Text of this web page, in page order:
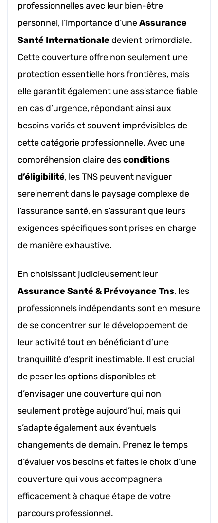
professionnelles avec leur bien-être
personnel, l’importance d’uneAssurance
Santé Internationale devient primordiale.
Cette couverture offre non seulement une
protection essentielle hors frontières, mais
elle garantit également une assistance fiable
en cas d’urgence, répondant ainsi aux
besoins variés et souvent imprévisibles de
cette catégorie professionnelle. Avec une
compréhension claire desconditions
d’éligibilité, les TNS peuvent naviguer
sereinement dans le paysage complexe de
l’assurance santé, en s’assurant que leurs
exigences spécifiques sont prises en charge
de manière exhaustive.
En choisissant judicieusement leur
Assurance Santé & Prévoyance Tns, les
professionnels indépendants sont en mesure
de se concentrer sur le développement de
leur activité tout en bénéficiant d’une
tranquillité d’esprit inestimable. Il est crucial
de peser les options disponibles et
d’envisager une couverture qui non
seulement protège aujourd’hui, mais qui
s’adapte également aux éventuels
changements de demain. Prenez le temps
d’évaluer vos besoins et faites le choix d’une
couverture qui vous accompagnera
efficacement à chaque étape de votre
parcours professionnel.